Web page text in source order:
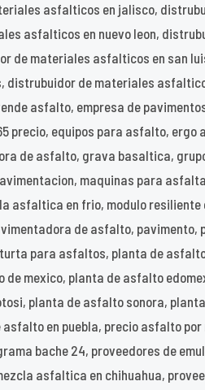
asfalticos en jalisco,
asfalticos en nuevo leon,
de materiales asfalticos en san
de materiales
asfalto, empresa de
precio, equipos para asfalto,
de asfalto, grava basaltica,
maquinas para
en frio, modulo
de asfalto,
para asfaltos, planta de
mexico, planta de asfalto
planta de asfalto sonora,
en puebla, precio asfalto
bache 24, proveedores de
asfaltica en chihuahua,